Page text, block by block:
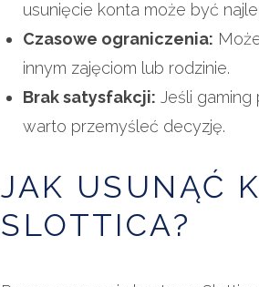
usunięcie konta może być
Czasowe ograniczenia:
innym zajęciom lub rodzinie.
Brak satysfakcji: Jeśli gaming
warto przemyśleć decyzję.
JAK USUNĄĆ
SLOTTICA?